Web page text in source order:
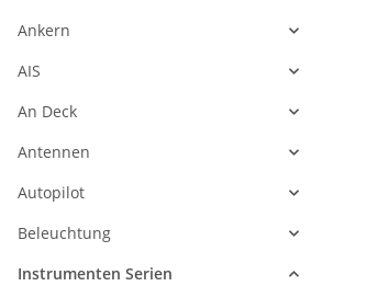
Ankern
AIS
An Deck
Antennen
Autopilot
Beleuchtung
Instrumenten Serien